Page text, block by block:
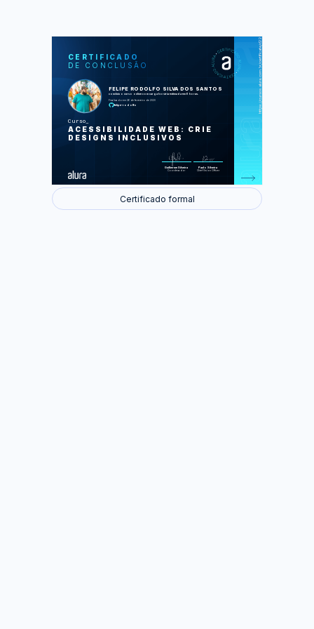
CERTIFICADO
DE CONCLUSÃO
FELIPE RODOLFO SILVA DOS SANTOS
concluiu o curso online com carga horária estimada em 6 horas.
Finalizado em 26 de fevereiro de 2020
felipe-rodolfo
Curso
ACESSIBILIDADE WEB: CRIE
DESIGNS INCLUSIVOS
Guilherme Silveira
Coordenador
Paulo Silveira
Chief Vision Officer
https://cursos.alura.com.br/certificate/d225d7ae-d053-46ef-8202-2d7796f7f43d
LAS
Acessibilidade e autismo
Surdez
Baixa visão
Certificado formal